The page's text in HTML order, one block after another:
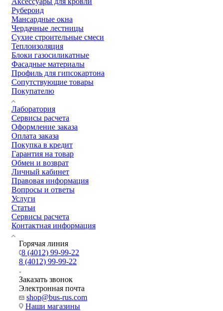
Рубероид
Мансардные окна
Чердачные лестницы
Сухие строительные смеси
Теплоизоляция
Блоки газосиликатные
Фасадные материалы
Профиль для гипсокартона
Сопутствующие товары
Покупателю
Лаборатория
Сервисы расчета
Оформление заказа
Оплата заказа
Покупка в кредит
Гарантия на товар
Обмен и возврат
Личный кабинет
Правовая информация
Вопросы и ответы
Услуги
Статьи
Сервисы расчета
Контактная информация
Горячая линия
8 (4012) 99-99-22
8 (4012) 99-99-22
Заказать звонок
Электронная почта
shop@bus-rus.com
Наши магазины